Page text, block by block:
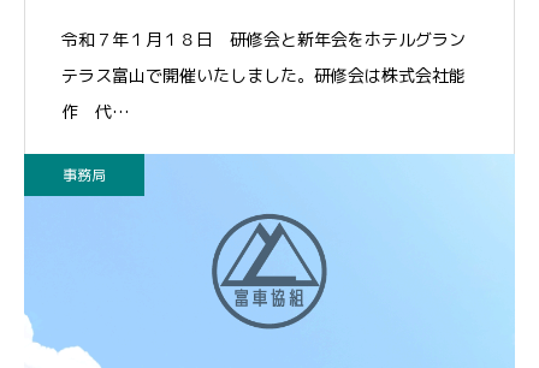
令和７年１月１８日 研修会と新年会をホテルグラン
テラス富山で開催いたしました。研修会は株式会社能
作 代…
事務局